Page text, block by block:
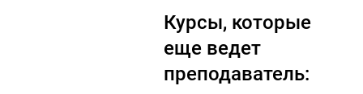
Курсы, которые
еще ведет
преподаватель: